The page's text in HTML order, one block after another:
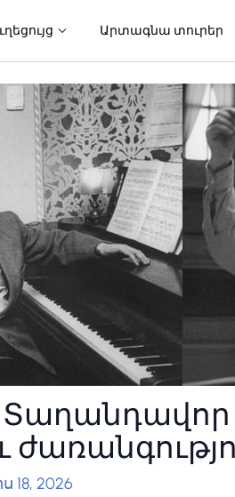
Արտագնա տուրեր
2026